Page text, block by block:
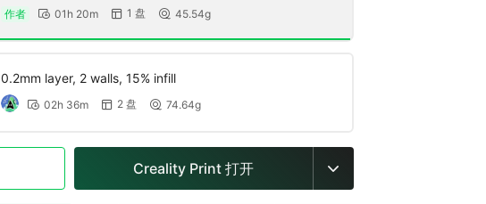
作者  01h 20m  1 盘  45.54g
0.2mm layer, 2 walls, 15% infill
 02h 36m  2 盘  74.64g
Creality Print 打开 